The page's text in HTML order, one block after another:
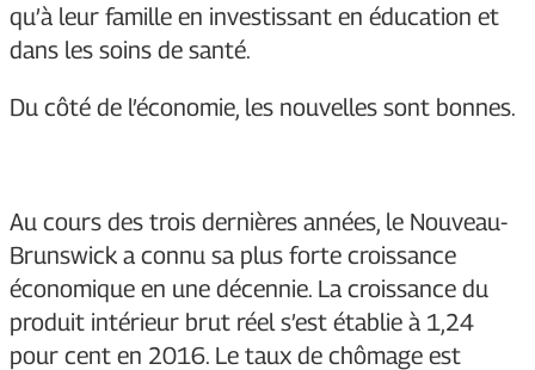
qu’à leur famille en investissant en éducation et
dans les soins de santé.
Du côté de l’économie, les nouvelles sont bonnes.
Au cours des trois dernières années, le Nouveau-
Brunswick a connu sa plus forte croissance
économique en une décennie. La croissance du
produit intérieur brut réel s’est établie à 1,24
pour cent en 2016. Le taux de chômage est